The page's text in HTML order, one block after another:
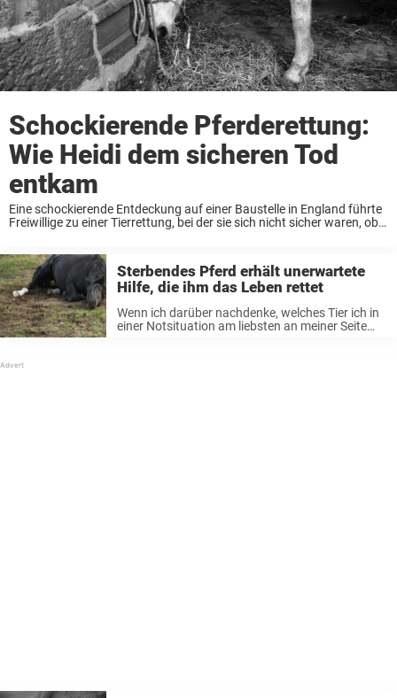
Schockierende Pferderettung:
Wie Heidi dem sicheren Tod
entkam
Eine schockierende Entdeckung auf einer Baustelle in England führte
Freiwillige zu einer Tierrettung, bei der sie sich nicht sicher waren, ob
Sterbendes Pferd erhält unerwartete
Hilfe, die ihm das Leben rettet
Wenn ich darüber nachdenke, welches Tier ich in
einer Notsituation am liebsten an meiner Seite